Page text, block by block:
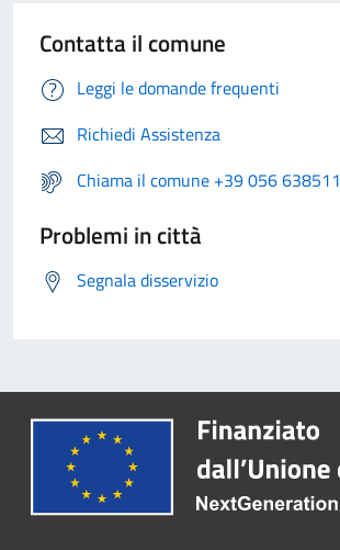
Contatta il comune
Leggi le domande frequenti
Richiedi Assistenza
Chiama il comune +39 056 638511
Problemi in città
Segnala disservizio